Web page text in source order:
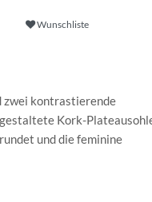
Wunschliste
zwei kontrastierende
Kork-
und die feminine